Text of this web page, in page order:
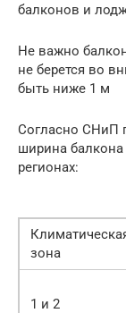
балконов и
Не важно
не берется во
быть ниже 1 м
Согласно СНиП
ширина
регионах:
зона
1 и 2